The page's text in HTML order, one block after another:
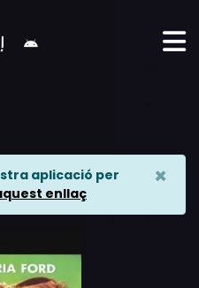
aplicació per
enllaç
×